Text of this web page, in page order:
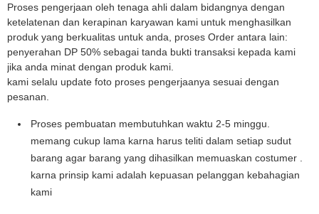
Proses pengerjaan oleh tenaga ahli dalam bidangnya dengan
ketelatenan dan kerapinan karyawan kami untuk menghasilkan
produk yang berkualitas untuk anda, proses Order antara lain:
penyerahan DP 50% sebagai tanda bukti transaksi kepada kami
jika anda minat dengan produk kami.
kami selalu update foto proses pengerjaanya sesuai dengan
pesanan.
Proses pembuatan membutuhkan waktu 2-5 minggu.
memang cukup lama karna harus teliti dalam setiap sudut
barang agar barang yang dihasilkan memuaskan costumer .
karna prinsip kami adalah kepuasan pelanggan kebahagian
kami